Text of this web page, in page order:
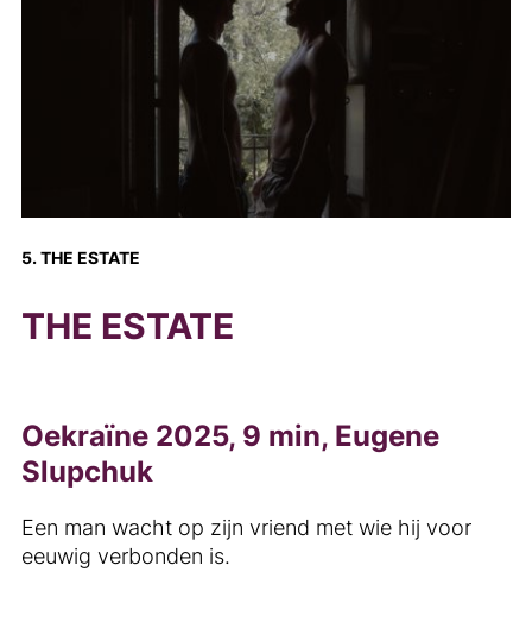
5. THE ESTATE
THE ESTATE
Oekraïne 2025, 9 min, Eugene
Slupchuk
Een man wacht op zijn vriend met wie hij voor
eeuwig verbonden is.